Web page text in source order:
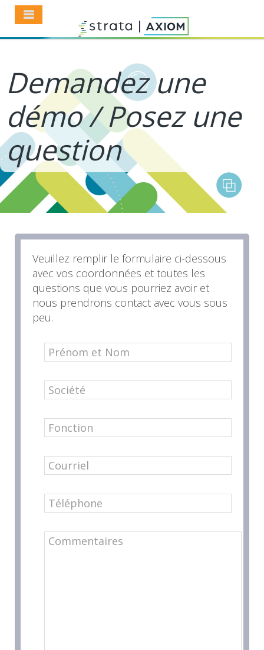
Demandez une
démo / Posez une
question
Veuillez remplir le formulaire ci-dessous
avec vos coordonnées et toutes les
questions que vous pourriez avoir et
nous prendrons contact avec vous sous
peu.